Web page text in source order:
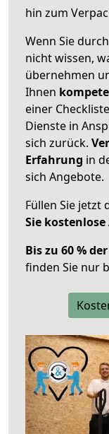
hin zum
Wenn Sie
nicht wissen,
übernehmen
Ihnen
einer
Dienste in
sich zurück.
Erfahrung in
sich Angebote.
Füllen Sie jetzt
Sie
Bis zu 60 %
finden Sie nur